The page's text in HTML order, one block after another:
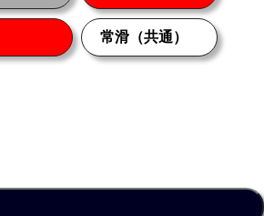
常滑（共通）